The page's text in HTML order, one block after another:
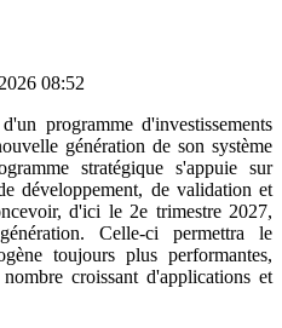
08:52
programme d'investissements
génération de son système
stratégique s'appuie sur
développement, de validation et
d'ici le 2e trimestre 2027,
Celle-ci permettra le
toujours plus performantes,
croissant d'applications et